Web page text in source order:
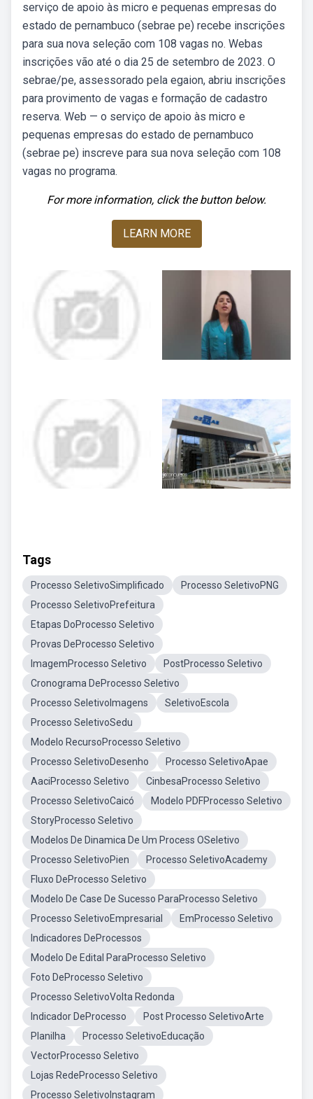
serviço de apoio às micro e pequenas empresas do
estado de pernambuco (sebrae pe) recebe inscrições
para sua nova seleção com 108 vagas no. Webas
inscrições vão até o dia 25 de setembro de 2023. O
sebrae/pe, assessorado pela egaion, abriu inscrições
para provimento de vagas e formação de cadastro
reserva. Web — o serviço de apoio às micro e
pequenas empresas do estado de pernambuco
(sebrae pe) inscreve para sua nova seleção com 108
vagas no programa.
For more information, click the button below.
LEARN MORE
Tags
Processo SeletivoSimplificado
Processo SeletivoPNG
Processo SeletivoPrefeitura
Etapas DoProcesso Seletivo
Provas DeProcesso Seletivo
ImagemProcesso Seletivo
PostProcesso Seletivo
Cronograma DeProcesso Seletivo
Processo SeletivoImagens
SeletivoEscola
Processo SeletivoSedu
Modelo RecursoProcesso Seletivo
Processo SeletivoDesenho
Processo SeletivoApae
AaciProcesso Seletivo
CinbesaProcesso Seletivo
Processo SeletivoCaicó
Modelo PDFProcesso Seletivo
StoryProcesso Seletivo
Modelos De Dinamica De Um Process OSeletivo
Processo SeletivoPien
Processo SeletivoAcademy
Fluxo DeProcesso Seletivo
Modelo De Case De Sucesso ParaProcesso Seletivo
Processo SeletivoEmpresarial
EmProcesso Seletivo
Indicadores DeProcessos
Modelo De Edital ParaProcesso Seletivo
Foto DeProcesso Seletivo
Processo SeletivoVolta Redonda
Indicador DeProcesso
Post Processo SeletivoArte
Planilha
Processo SeletivoEducação
VectorProcesso Seletivo
Lojas RedeProcesso Seletivo
Processo SeletivoInstagram